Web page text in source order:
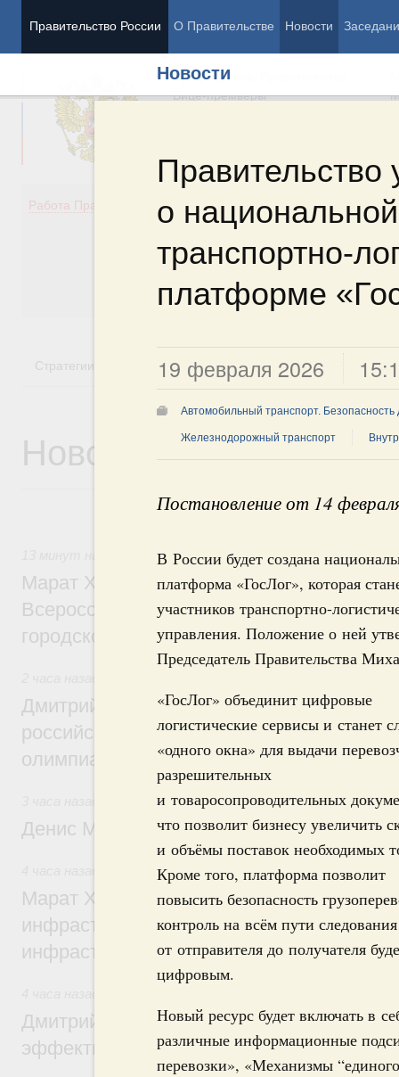
Правительство России О Правительстве Новости
Новости
Правительство
о
транспортно-
платформе
19 февраля 2026
Автомобильный транспорт.
Железнодорожный транспорт
Постановление от 14
В России будет создана
платформа «ГосЛог», которая
участников транспортно-
управления. Положение о ней
Председатель Правительства
«ГосЛог» объединит цифровые
логистические сервисы и станет
«одного окна» для выдачи
разрешительных
и товаросопроводительных
что позволит бизнесу увеличить
и объёмы поставок необходимых
Кроме того, платформа позволит
повысить безопасность
контроль на всём пути следования
от отправителя до получателя
цифровым.
Новый ресурс будет включать в
различные информационные
перевозки», «Механизмы
Председатель Правительства
Вице-премьеры
Работа Правительства
Демография
Здоровье
Культура
Общество
Государство
Стратегии Государственные программы
Новости
Экономика городов. Городская среда
Марат Хуснуллин провёл заседание
Всероссийского конкурса лучших
городской среды
Дмитрий Чернышенко и Сергей Кравцов
российскую сборную с победой на
олимпиаде по искусственному
Общие вопросы промышленной политики
Денис Мантуров посетил Ярославскую
Бюджеты субъектов Федерации.
Марат Хуснуллин: 15 объектов
инфраструктуры построили и обновили
инфраструктурным кредитам
Дмитрий Патрушев: Синхронизация
эффективность поддержки сельских